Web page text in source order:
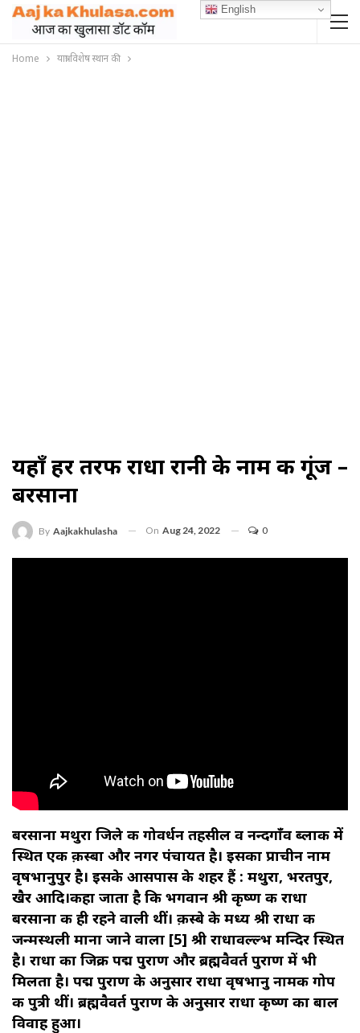
Home यात्रा विशेष स्थान की
यहाँ हर तरफ राधा रानी के नाम की गूंज –
बरसाना
By Aajkakhulasha On Aug 24, 2022 0
बरसाना मथुरा जिले की गोवर्धन तहसील व नन्दगाँव ब्लाक में
स्थित एक क़स्बा और नगर पंचायत है। इसका प्राचीन नाम
वृषभानुपुर है। इसके आसपास के शहर हैं : मथुरा, भरतपुर,
खैर आदि।कहा जाता है कि भगवान श्री कृष्ण की राधा
बरसाना की ही रहने वाली थीं। क़स्बे के मध्य श्री राधा की
जन्मस्थली माना जाने वाला [5] श्री राधावल्ल्भ मन्दिर स्थित
है। राधा का जिक्र पद्म पुराण और ब्रह्मवैवर्त पुराण में भी
मिलता है। पद्म पुराण के अनुसार राधा वृषभानु नामक गोप
की पुत्री थीं। ब्रह्मवैवर्त पुराण के अनुसार राधा कृष्ण का बाल
विवाह हुआ।
English